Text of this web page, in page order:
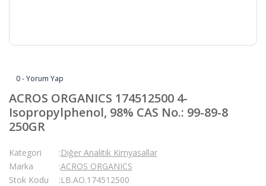
0 - Yorum Yap
ACROS ORGANICS 174512500 4-
Isopropylphenol, 98% CAS No.: 99-89-8
250GR
Kategori
Diğer Analitik Kimyasallar
Marka
ACROS ORGANICS
Stok Kodu
LB.AO.174512500